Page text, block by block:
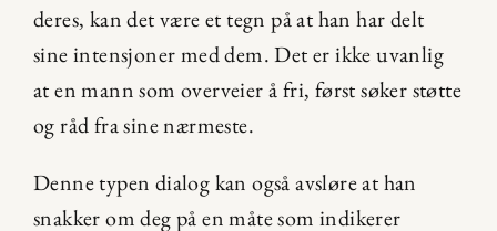
deres, kan det være et tegn på at han har delt
sine intensjoner med dem. Det er ikke uvanlig
at en mann som overveier å fri, først søker støtte
og råd fra sine nærmeste.
Denne typen dialog kan også avsløre at han
snakker om deg på en måte som indikerer